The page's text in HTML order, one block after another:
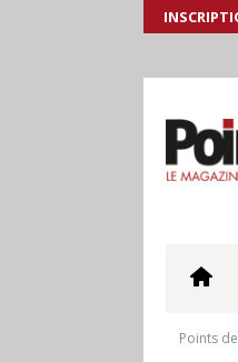
Points